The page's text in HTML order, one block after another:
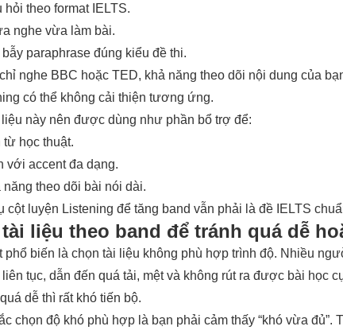
hỏi theo format IELTS.
nghe vừa làm bài.
bẫy paraphrase đúng kiểu đề thi.
nghe BBC hoặc TED, khả năng theo dõi nội dung của
có thể không cải thiện tương ứng.
liệu này nên được dùng như phần bổ trợ để:
từ học thuật.
với accent đa dạng.
năng theo dõi bài nói dài.
cột luyện Listening để tăng band vẫn phải là đề IELTS
liệu theo band để tránh quá dễ
phổ biến là chọn tài liệu không phù hợp trình độ. Nhiều
liên tục, dẫn đến quá tải, mệt và không rút ra được bài học
dễ thì rất khó tiến bộ.
chọn độ khó phù hợp là bạn phải cảm thấy “khó vừa đủ”.